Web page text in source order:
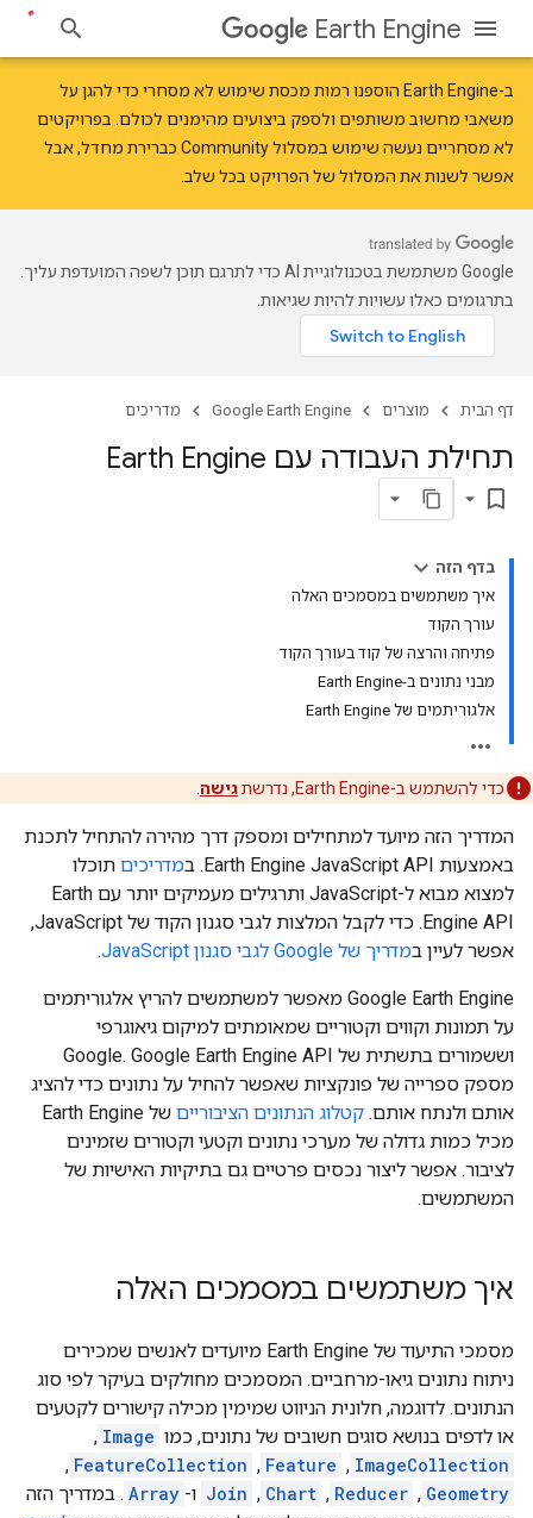
Earth Engine
ב-Earth Engine הוספנו רמות מכסת שימוש לא מסחרי כדי להגן על
משאבי מחשוב משותפים ולספק ביצועים מהימנים לכולם. בפרויקטים
לא מסחריים נעשה שימוש במסלול Community כברירת מחדל, אבל
אפשר לשנות את המסלול של הפרויקט בכל שלב.
‫Google משתמשת בטכנולוגיית AI כדי לתרגם תוכן לשפה המועדפת עליך.
בתרגומים כאלו עשויות להיות שגיאות.
דף הבית מוצרים Google Earth Engine מדריכים
תחילת העבודה עם Earth Engine
bookmark_border
בדף הזה
איך משתמשים במסמכים האלה
עורך הקוד
פתיחה והרצה של קוד בעורך הקוד
מבני נתונים ב-Earth Engine
אלגוריתמים של Earth Engine
כדי להשתמש ב-Earth Engine, נדרשת גישה
המדריך הזה מיועד למתחילים ומספק דרך מהירה להתחיל לתכנת
באמצעות Earth Engine JavaScript API. ב
מדריכים תוכלו
למצוא מבוא ל-JavaScript ותרגילים מעמיקים יותר עם Earth
Engine API. כדי לקבל המלצות לגבי סגנון הקוד של JavaScript,
אפשר לעיין במדריך של Google לגבי סגנון JavaScript .
Google Earth Engine מאפשר למשתמשים להריץ אלגוריתמים
על תמונות וקווים וקטוריים שמאומתים למיקום גיאוגרפי
וששמורים בתשתית של Google. Google Earth Engine API
מספק ספרייה של פונקציות שאפשר להחיל על נתונים כדי להציג
אותם ולנתח אותם. קטלוג הנתונים הציבוריים
של Earth Engine
מכיל כמות גדולה של מערכי נתונים וקטעי וקטורים שזמינים
לציבור. אפשר ליצור נכסים פרטיים גם בתיקיות האישיות של
המשתמשים.
איך משתמשים במסמכים האלה
מסמכי התיעוד של Earth Engine מיועדים לאנשים שמכירים
ניתוח נתונים גיאו-מרחביים. המסמכים מחולקים בעיקר לפי סוג
הנתונים. לדוגמה, חלונית הניווט שמימין מכילה קישורים לקטעים
או לדפים בנושא סוגים חשובים של נתונים, כמו Image
,‏
ImageCollection
,‏
Feature
,‏
FeatureCollection
,‏
Geometry
,‏
Reducer
,‏
Chart
,‏
Join ו- Array . במדריך הזה